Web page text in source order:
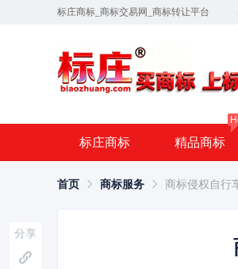
标庄商标_商标交易网_商标转让平台
标庄商标 精品商标
首页 商标服务 商标侵权自行
分享